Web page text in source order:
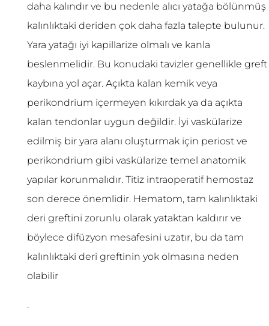
daha kalındır ve bu nedenle alıcı yatağa bölünmüş
kalınlıktaki deriden çok daha fazla talepte bulunur.
Yara yatağı iyi kapillarize olmalı ve kanla
beslenmelidir. Bu konudaki tavizler genellikle greft
kaybına yol açar. Açıkta kalan kemik veya
perikondrium içermeyen kıkırdak ya da açıkta
kalan tendonlar uygun değildir. İyi vaskülarize
edilmiş bir yara alanı oluşturmak için periost ve
perikondrium gibi vaskülarize temel anatomik
yapılar korunmalıdır. Titiz intraoperatif hemostaz
son derece önemlidir. Hematom, tam kalınlıktaki
deri greftini zorunlu olarak yataktan kaldırır ve
böylece difüzyon mesafesini uzatır, bu da tam
kalınlıktaki deri greftinin yok olmasına neden
olabilir
.